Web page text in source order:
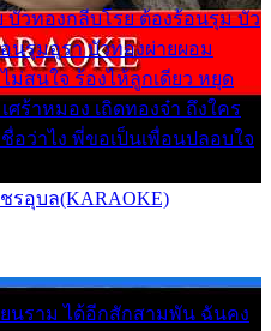
บัวทองกลีบโรย ต้องร้อนรุม บัว
รุมอุรา บัวทองผ่ายผอม
ม่สนใจ ร้องไห้ลูกเดียว หยุด
ศร้าหมอง เถิดทองจ๋า ถึงใคร
ชื่อว่าไง พี่ขอเป็นเพื่อนปลอบใจ
รอุบล(KARAOKE)
นราม ได้อีกสักสามพัน ฉันคง